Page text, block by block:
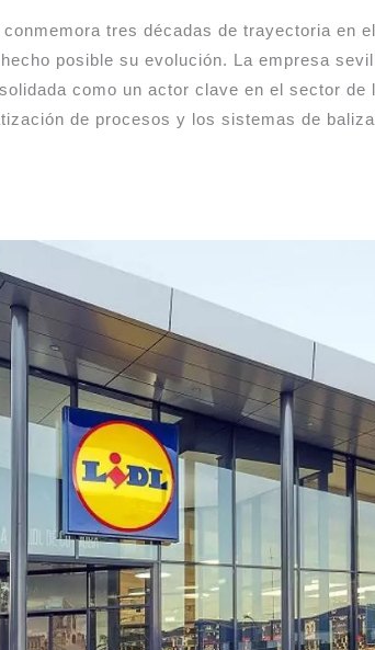
tres décadas de trayectoria en
posible su evolución. La empresa
como un actor clave en el sector de
de procesos y los sistemas de